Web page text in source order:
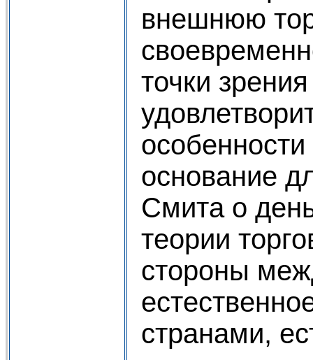
внешнюю
точки
основание
Смита о
теории
стороны
странами,